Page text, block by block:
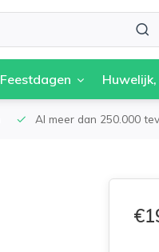
Feestdagen
Al meer dan 250.000